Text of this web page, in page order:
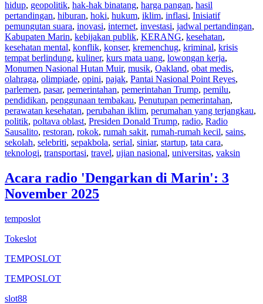
hidup, geopolitik, hak-hak binatang, harga pangan, hasil
pertandingan, hiburan, hoki, hukum, iklim, inflasi, Inisiatif
pemungutan suara, inovasi, internet, investasi, jadwal pertandingan,
Kabupaten Marin, kebijakan publik, KERANG, kesehatan,
kesehatan mental, konflik, konser, kremenchug, kriminal, krisis
tempat berlindung, kuliner, kurs mata uang, lowongan kerja,
Monumen Nasional Hutan Muir, musik, Oakland, obat medis,
olahraga, olimpiade, opini, pajak, Pantai Nasional Point Reyes,
parlemen, pasar, pemerintahan, pemerintahan Trump, pemilu,
pendidikan, penggunaan tembakau, Penutupan pemerintahan,
perawatan kesehatan, perubahan iklim, perumahan yang terjangkau,
politik, poltava oblast, Presiden Donald Trump, radio, Radio
Sausalito, restoran, rokok, rumah sakit, rumah-rumah kecil, sains,
sekolah, selebriti, sepakbola, serial, siniar, startup, tata cara,
teknologi, transportasi, travel, ujian nasional, universitas, vaksin
Acara radio 'Dengarkan di Marin': 3
November 2025
temposlot
Tokeslot
TEMPOSLOT
TEMPOSLOT
slot88